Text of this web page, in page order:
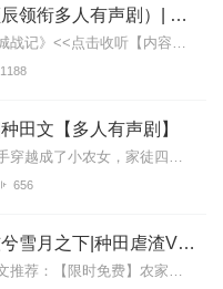
龙图案卷集（今宵/顾辰领衔多人有声剧）| 探案
龙图续集原班人马《黑风城战记》<<点击收听【内容简介】《龙图案卷集》是由耳雅根据古典名著《三侠五义》（又叫七五）改编所写的网络小说，主要讲述的是鼠（白玉堂）...
1188
田文【多人有声剧】
【内容介绍】现代鬼医圣手穿越成了小农女，家徒四壁穷困潦倒，握握小拳头，赚钱要紧。意外从山上捡来个男人，从此被缠上，其曰：“看光本世子的身子，就得负责！”某人：“...
656
农门长姐有空间|姣姣兮雪月之下|种田虐渣VIP免费
全网都在听的高口碑种田文推荐：【限时免费】农家小福女|姣姣兮郁雨竹|全网最快寒门大俗人|姣姣兮杜骁|萌宝女强古言爽文魏晋干饭人未删减全网最快|农家小福...